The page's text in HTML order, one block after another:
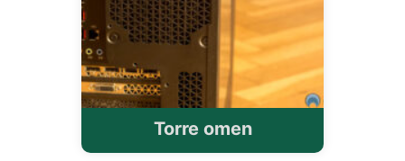
Torre omen